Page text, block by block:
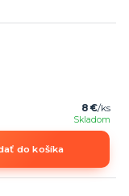
8 €/ks
Skladom
do košíka